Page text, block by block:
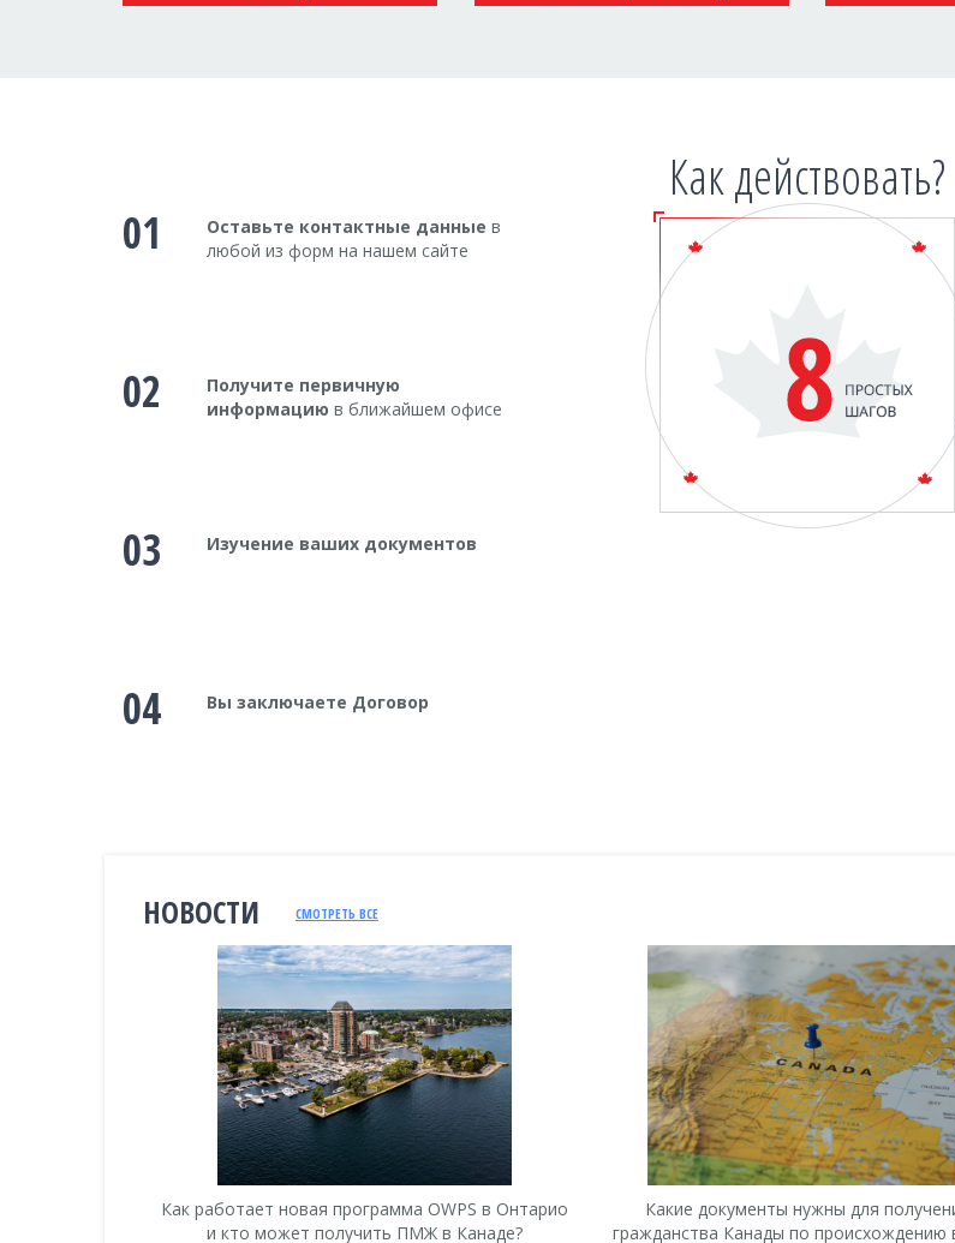
Как действовать?
01 Оставьте контактные данные в
любой из форм на нашем сайте
02
Получите первичную
информацию в ближайшем офисе
03 Изучение ваших документов
04 Вы заключаете Договор
НОВОСТИ СМОТРЕТЬ ВСЕ
Как работает новая программа OWPS в Онтарио
и кто может получить ПМЖ в Канаде?
Какие документы нужны для
гражданства Канады по происхождению